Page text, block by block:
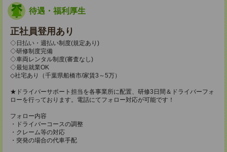
待遇・福利厚生
正社員登用あり
◇日払い・週払い制度(規定あり)
◇研修制度完備
◇車両レンタル制度(審査なし)
◇最短就業OK
◇社宅あり（千葉県船橋市/家賃3～5万）
★ドライバーサポート担当を各事業所に配置、研修3日間＆ドライバーフォ
ローを行っております。電話にてフォロー対応が可能です！
フォロー内容
・ドライバーコースの調整
・クレーム等の対応
・突発の場合の代車手配